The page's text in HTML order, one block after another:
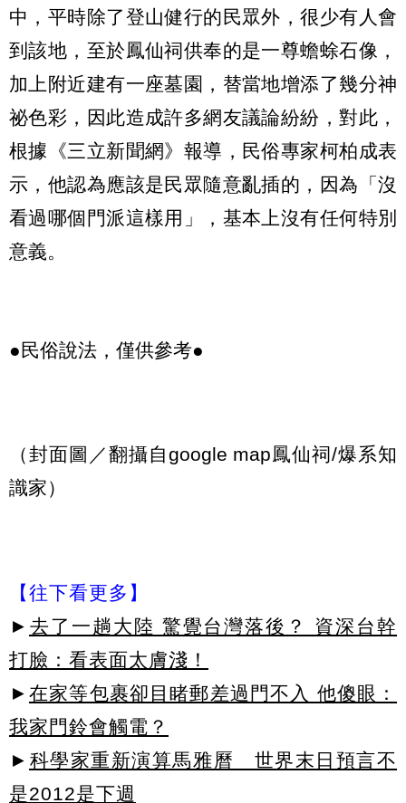
中，平時除了登山健行的民眾外，很少有人會
到該地，至於鳳仙祠供奉的是一尊蟾蜍石像，
加上附近建有一座墓園，替當地增添了幾分神
祕色彩，因此造成許多網友議論紛紛，對此，
根據《三立新聞網》報導，民俗專家柯柏成表
示，他認為應該是民眾隨意亂插的，因為「沒
看過哪個門派這樣用」，基本上沒有任何特別
意義。
●民俗說法，僅供參考●
（封面圖／翻攝自google map鳳仙祠/爆系知
識家）
【往下看更多】
► 去了一趟大陸 驚覺台灣落後？ 資深台幹
打臉：看表面太膚淺！
► 在家等包裹卻目睹郵差過門不入 他傻眼：
我家門鈴會觸電？
► 科學家重新演算馬雅曆 世界末日預言不
是2012是下週